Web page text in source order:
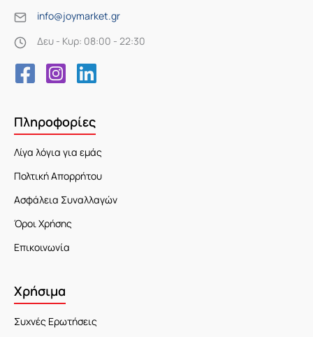
info@joymarket.gr
Δευ - Κυρ: 08:00 - 22:30
Πληροφορίες
Λίγα λόγια για εμάς
Πολτική Απορρήτου
Ασφάλεια Συναλλαγών
Όροι Χρήσης
Επικοινωνία
Χρήσιμα
Συχνές Ερωτήσεις